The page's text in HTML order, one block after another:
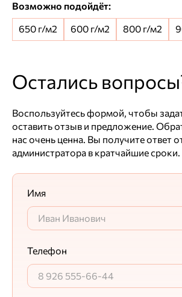
Возможно подойдёт:
650 г/м2
600 г/м2 800 г/м2
Остались
Воспользуйтесь формой, чтобы
оставить отзыв и предложение.
нас очень ценна. Вы получите ответ
администратора в кратчайшие сроки.
Имя
Телефон